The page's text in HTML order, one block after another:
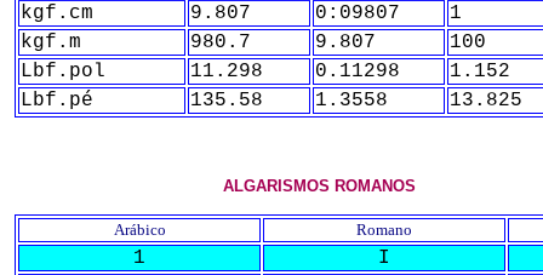
kgf.cm
9.807 0:09807
1
kgf.m
980.7 9.807
100
Lbf.pol
11.298 0.11298
1.152
Lbf.pé
135.58 1.3558 13.825
ALGARISMOS ROMANOS
Arábico Romano
1
I